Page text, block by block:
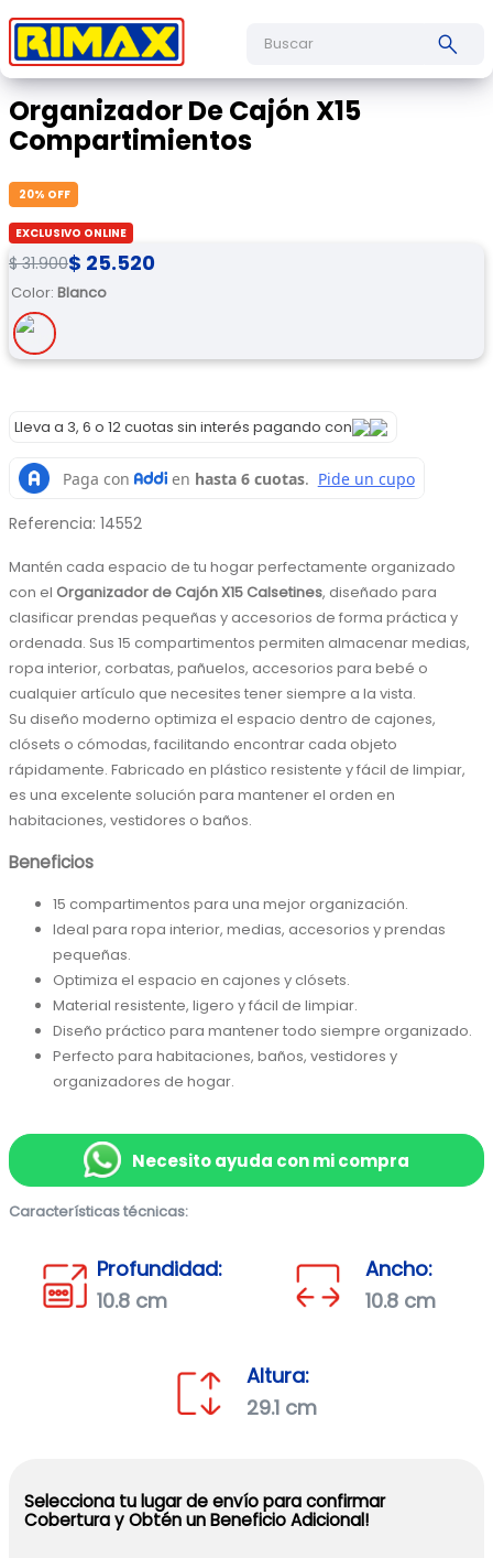
Organizador De Cajón X15
Compartimientos
20% OFF
EXCLUSIVO ONLINE
$ 31.900$ 25.520
Color: Blanco
Lleva a 3, 6 o 12 cuotas sin interés pagando con
Referencia: 14552
Mantén cada espacio de tu hogar perfectamente organizado
con el Organizador de Cajón X15 Calsetines, diseñado para
clasificar prendas pequeñas y accesorios de forma práctica y
ordenada. Sus 15 compartimentos permiten almacenar medias,
ropa interior, corbatas, pañuelos, accesorios para bebé o
cualquier artículo que necesites tener siempre a la vista.
Su diseño moderno optimiza el espacio dentro de cajones,
clósets o cómodas, facilitando encontrar cada objeto
rápidamente. Fabricado en plástico resistente y fácil de limpiar,
es una excelente solución para mantener el orden en
habitaciones, vestidores o baños.
Beneficios
15 compartimentos para una mejor organización.
Ideal para ropa interior, medias, accesorios y prendas
pequeñas.
Optimiza el espacio en cajones y clósets.
Material resistente, ligero y fácil de limpiar.
Diseño práctico para mantener todo siempre organizado.
Perfecto para habitaciones, baños, vestidores y
organizadores de hogar.
Necesito ayuda con mi compra
Características técnicas:
Profundidad:
10.8 cm
Ancho:
10.8 cm
Altura:
29.1 cm
Selecciona tu lugar de envío para confirmar
Cobertura y Obtén un Beneficio Adicional!